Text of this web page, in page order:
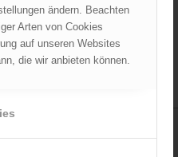
ändern. Beachten
Arten von Cookies
auf unseren Websites
die wir anbieten können.
durch :
GmbH